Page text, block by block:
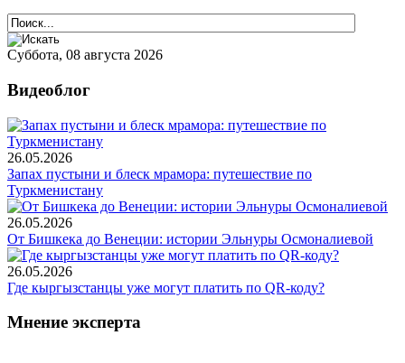
Суббота, 08 августа 2026
Видеоблог
26.05.2026
Запах пустыни и блеск мрамора: путешествие по
Туркменистану
26.05.2026
От Бишкека до Венеции: истории Эльнуры Осмоналиевой
26.05.2026
Где кыргызстанцы уже могут платить по QR-коду?
Мнение эксперта